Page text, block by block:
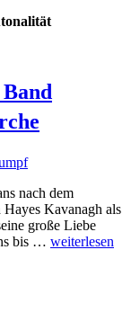
nach dem
Kavanagh als
große Liebe
bis … weiterlesen